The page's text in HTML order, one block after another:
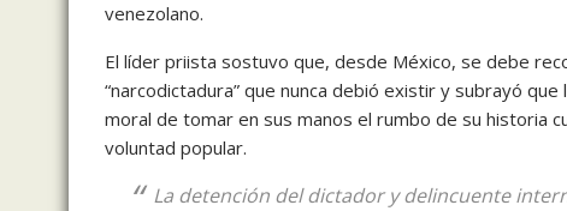
venezolano.
El líder priista sostuvo que, desde México, se debe
“narcodictadura” que nunca debió existir y subrayó
moral de tomar en sus manos el rumbo de su historia
voluntad popular.
La detención del dictador y delincuente